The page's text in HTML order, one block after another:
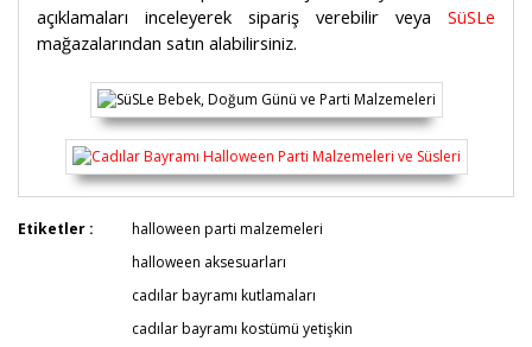
açıklamaları inceleyerek sipariş verebilir veya SüSLe
mağazalarından satın alabilirsiniz.
Bu ürüne ilk yorumu siz yapın!
Yorum Yaz
Bu ürünün fiyat bilgisi, resim, ürün açıklamalarında ve
formunu kullanarak tarafımıza iletebilirsiniz.
Görüş ve önerileriniz için teşekkür ederiz.
Etiketler :
halloween parti malzemeleri
halloween aksesuarları
cadılar bayramı kutlamaları
cadılar bayramı kostümü yetişkin